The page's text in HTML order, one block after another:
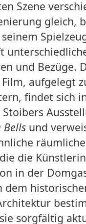
Szene
gleich,
und Bezüge.
aufgelegt
findet sich
Stoibers
Bellsund
räumliche
die
in der
dem
sorgfältig